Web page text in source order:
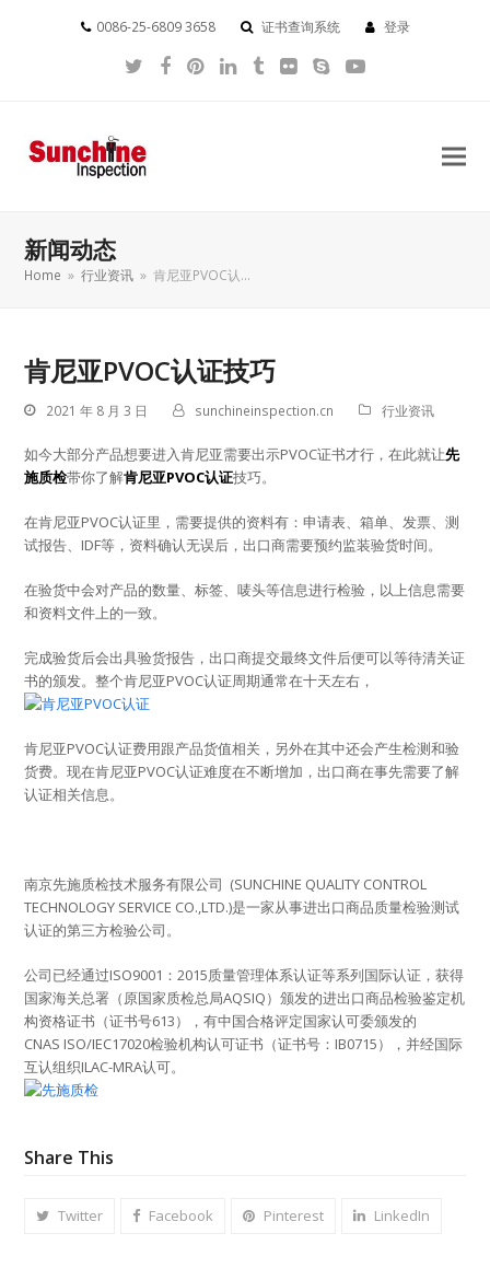
0086-25-6809 3658 证书查询系统 登录
Twitter
Facebook
Pinterest
LinkedIn
Tumblr
FlickrSkypeYouTube
新闻动态
Home » 行业资讯 » 肯尼亚PVOC认…
肯尼亚PVOC认证技巧
2021 年 8 月 3 日 sunchineinspection.cn 行业资讯
如今大部分产品想要进入肯尼亚需要出示PVOC证书才行，在此就让先
施质检带你了解肯尼亚PVOC认证技巧。
在肯尼亚PVOC认证里，需要提供的资料有：申请表、箱单、发票、测
试报告、IDF等，资料确认无误后，出口商需要预约监装验货时间。
在验货中会对产品的数量、标签、唛头等信息进行检验，以上信息需要
和资料文件上的一致。
完成验货后会出具验货报告，出口商提交最终文件后便可以等待清关证
书的颁发。整个肯尼亚PVOC认证周期通常在十天左右，
肯尼亚PVOC认证费用跟产品货值相关，另外在其中还会产生检测和验
货费。现在肯尼亚PVOC认证难度在不断增加，出口商在事先需要了解
认证相关信息。
南京先施质检技术服务有限公司 (SUNCHINE QUALITY CONTROL
TECHNOLOGY SERVICE CO.,LTD.)是一家从事进出口商品质量检验测试
认证的第三方检验公司。
公司已经通过ISO9001：2015质量管理体系认证等系列国际认证，获得
国家海关总署（原国家质检总局AQSIQ）颁发的进出口商品检验鉴定机
构资格证书（证书号613），有中国合格评定国家认可委颁发的
CNAS ISO/IEC17020检验机构认可证书（证书号：IB0715），并经国际
互认组织ILAC-MRA认可。
Share This
Twitter Facebook Pinterest LinkedIn